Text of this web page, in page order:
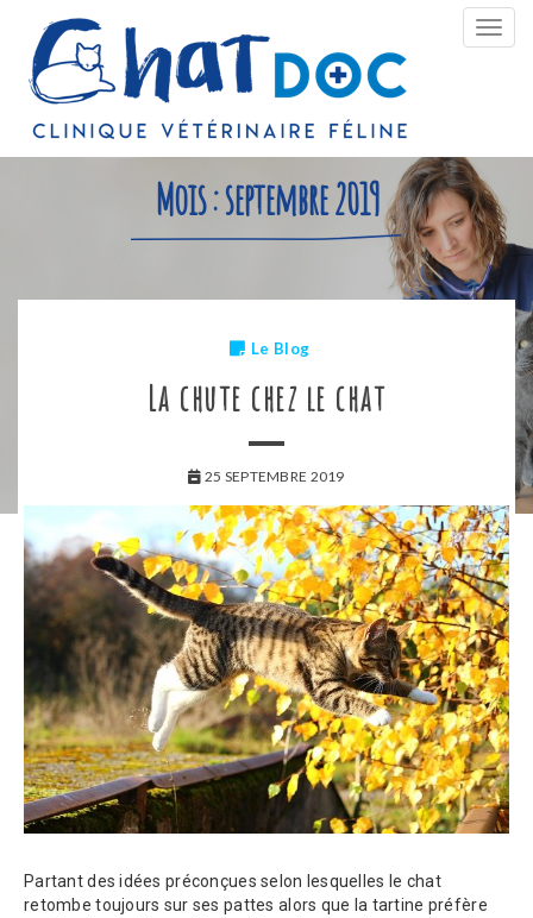
la
Mois :septembre 2019
Le Blog
La chute chez le chat
25 SEPTEMBRE 2019
Partant des idées préconçues selon lesquelles le chat
retombe toujours sur ses pattes alors que la tartine préfère